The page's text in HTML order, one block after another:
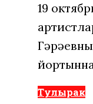
19
Тулырак